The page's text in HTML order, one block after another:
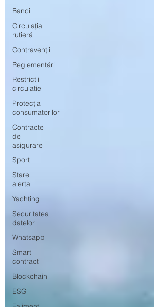
Banci
Circulația
rutieră
Contravenții
Reglementări
Restrictii
circulatie
Protecția
consumatorilor
Contracte
de
asigurare
Sport
Stare
alerta
Yachting
Securitatea
datelor
Whatsapp
Smart
contract
Blockchain
ESG